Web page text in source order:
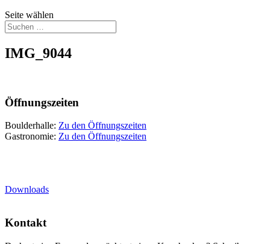
Seite wählen
IMG_9044
Öffnungszeiten
Boulderhalle: Zu den Öffnungszeiten
Gastronomie: Zu den Öffnungszeiten
Downloads
Kontakt